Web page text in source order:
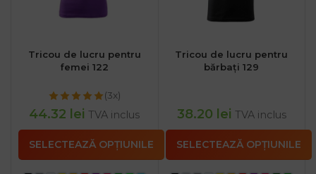
Tricou de lucru pentru
femei 122
(3x)
44.32 lei TVA inclus
SELECTEAZĂ OPȚIUNILE
Tricou de lucru pentru
bărbați 129
38.20 lei TVA inclus
SELECTEAZĂ OPȚIUNILE